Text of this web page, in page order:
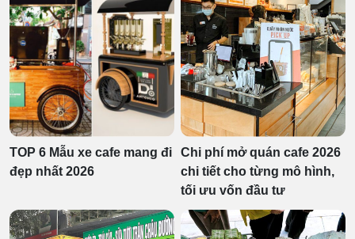
TOP 6 Mẫu xe cafe mang đi
đẹp nhất 2026
Chi phí mở quán cafe 2026
chi tiết cho từng mô hình,
tối ưu vốn đầu tư